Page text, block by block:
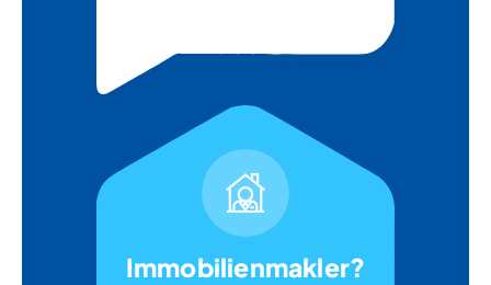
Immobilienmakler?